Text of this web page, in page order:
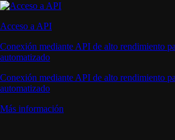
Acceso a API
Conexión mediante API de alto rendimiento
automatizado
Conexión mediante API de alto rendimiento
automatizado
Más información